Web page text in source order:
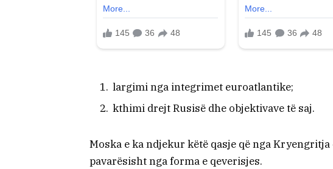
largimi nga integrimet euroatlantike;
kthimi drejt Rusisë dhe objektivave të saj.
Moska e ka ndjekur këtë qasje që nga Kryengritja
pavarësisht nga forma e qeverisjes.